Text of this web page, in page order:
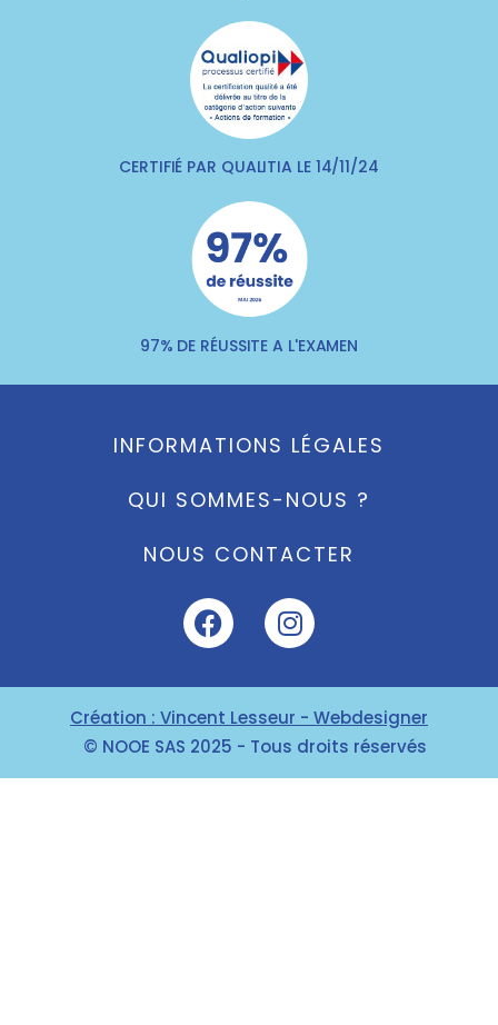
CERTIFIÉ PAR QUALITIA LE 14/11/24
97% DE RÉUSSITE A L'EXAMEN
INFORMATIONS LÉGALES
QUI SOMMES-NOUS ?
NOUS CONTACTER
Création : Vincent Lesseur - Webdesigner
© NOOE SAS 2025 - Tous droits réservés